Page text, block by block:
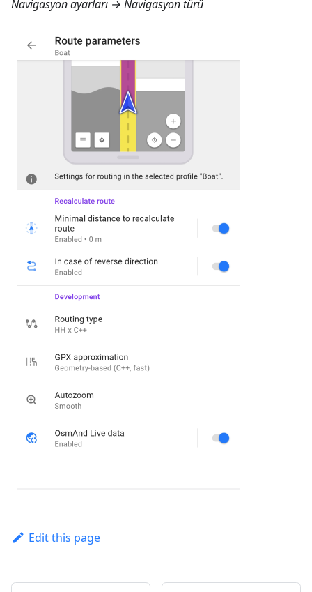
Navigasyon ayarları → Navigasyon türü
Edit this page